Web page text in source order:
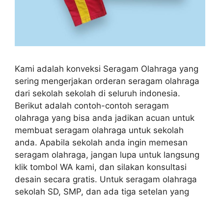
Kami adalah konveksi Seragam Olahraga yang
sering mengerjakan orderan seragam olahraga
dari sekolah sekolah di seluruh indonesia.
Berikut adalah contoh-contoh seragam
olahraga yang bisa anda jadikan acuan untuk
membuat seragam olahraga untuk sekolah
anda. Apabila sekolah anda ingin memesan
seragam olahraga, jangan lupa untuk langsung
klik tombol WA kami, dan silakan konsultasi
desain secara gratis. Untuk seragam olahraga
sekolah SD, SMP, dan ada tiga setelan yang